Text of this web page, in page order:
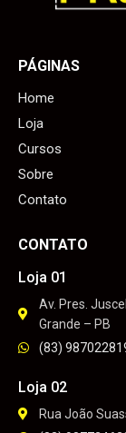
PÁGINAS
Home
Loja
Cursos
Sobre
Contato
CONTATO
Loja 01
Av. Pres.
Grande – PB
(83)
Loja 02
Rua João